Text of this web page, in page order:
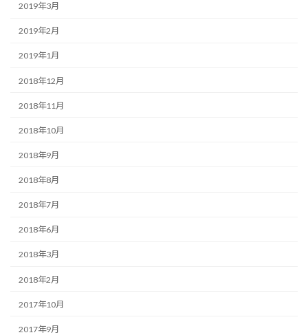
2019年3月
2019年2月
2019年1月
2018年12月
2018年11月
2018年10月
2018年9月
2018年8月
2018年7月
2018年6月
2018年3月
2018年2月
2017年10月
2017年9月